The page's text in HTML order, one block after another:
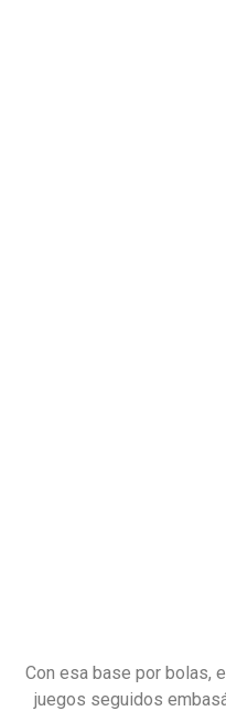
Con esa base por bolas,
juegos seguidos